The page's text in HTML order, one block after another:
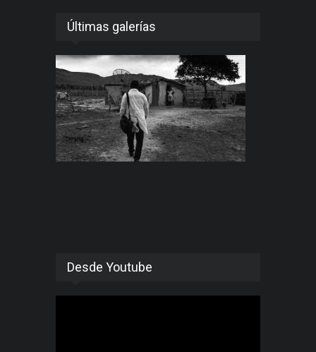
Últimas galerías
Desde Youtube